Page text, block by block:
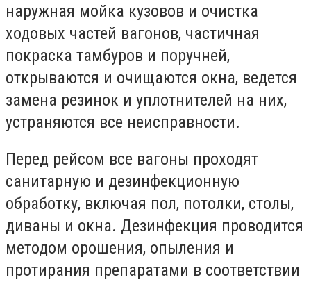
наружная мойка кузовов и очистка
ходовых частей вагонов, частичная
покраска тамбуров и поручней,
открываются и очищаются окна, ведется
замена резинок и уплотнителей на них,
устраняются все неисправности.
Перед рейсом все вагоны проходят
санитарную и дезинфекционную
обработку, включая пол, потолки, столы,
диваны и окна. Дезинфекция проводится
методом орошения, опыления и
протирания препаратами в соответствии